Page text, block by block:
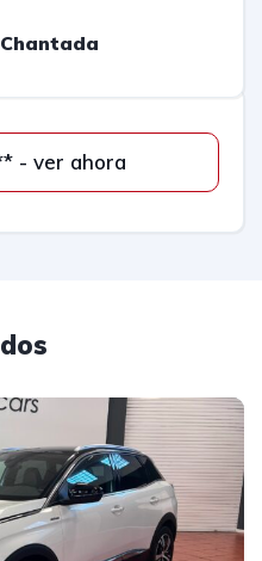
346 *** *** - ver ahora